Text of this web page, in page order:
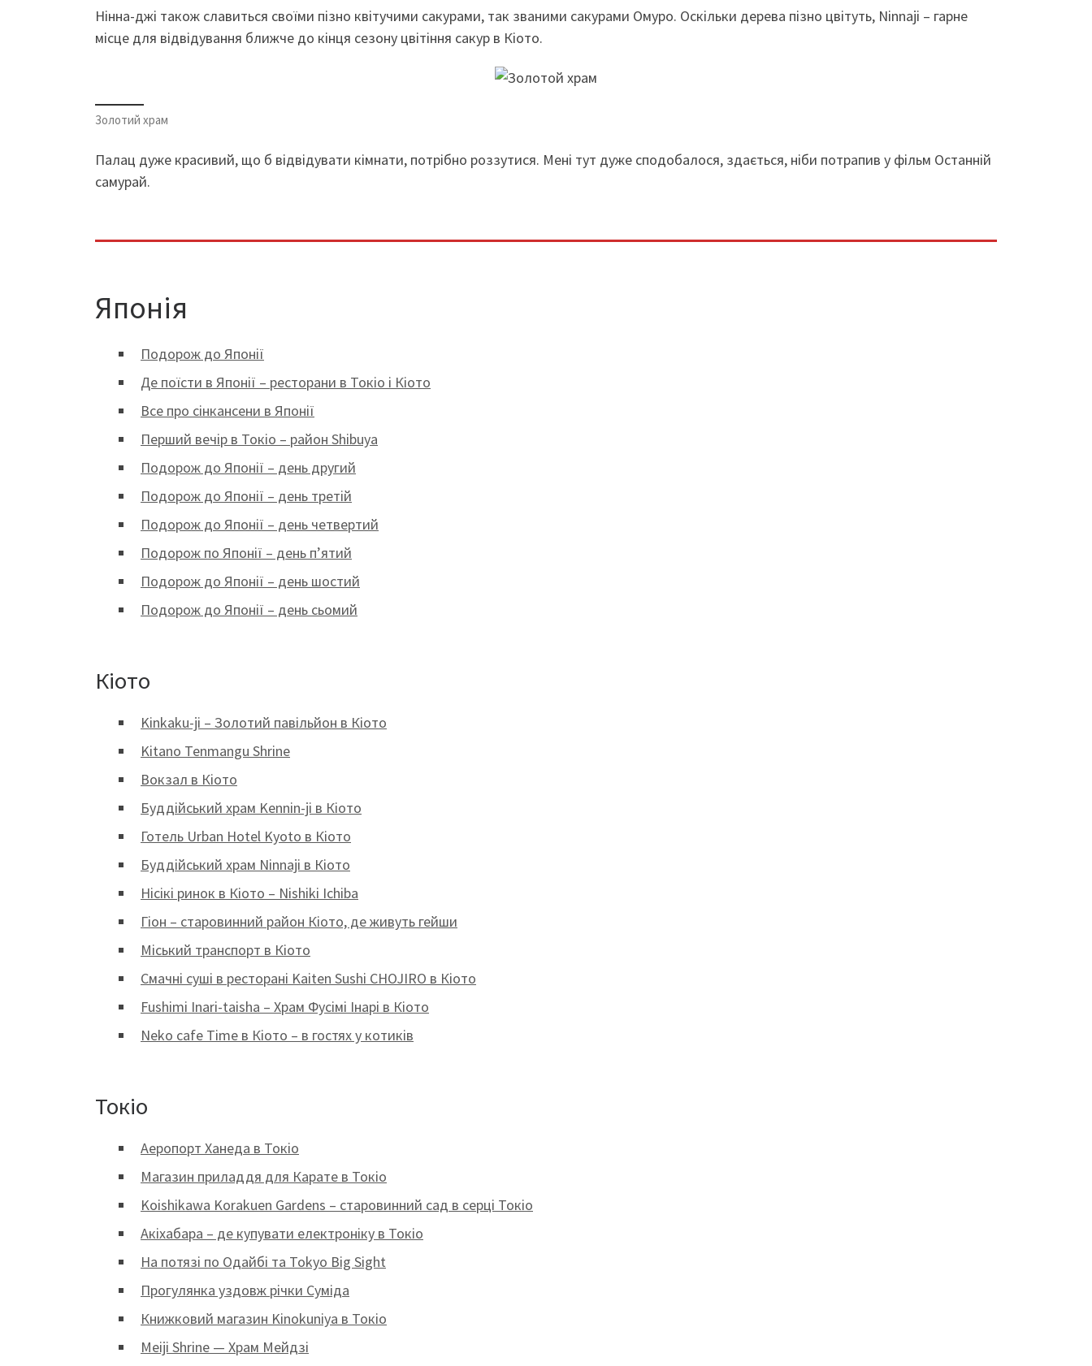
Нінна-джі також славиться своїми пізно квітучими сакурами, так званими сакурами Омуро. Оскільки дерева пізно цвітуть, Ninnaji – гарне
місце для відвідування ближче до кінця сезону цвітіння сакур в Кіото.
Золотий храм
Палац дуже красивий, що б відвідувати кімнати, потрібно роззутися. Мені тут дуже сподобалося, здається, ніби потрапив у фільм Останній
самурай.
Японія
Подорож до Японії
Де поїсти в Японії – ресторани в Токіо і Кіото
Все про сінкансени в Японії
Перший вечір в Токіо – район Shibuya
Подорож до Японії – день другий
Подорож до Японії – день третій
Подорож до Японії – день четвертий
Подорож по Японії – день п’ятий
Подорож до Японії – день шостий
Подорож до Японії – день сьомий
Кіото
Kinkaku-ji – Золотий павільйон в Кіото
Kitano Tenmangu Shrine
Вокзал в Кіото
Буддійський храм Kennin-ji в Кіото
Готель Urban Hotel Kyoto в Кіото
Буддійський храм Ninnaji в Кіото
Нісікі ринок в Кіото – Nishiki Ichiba
Гіон – старовинний район Кіото, де живуть гейши
Міський транспорт в Кіото
Смачні суші в ресторані Kaiten Sushi CHOJIRO в Кіото
Fushimi Inari-taisha – Храм Фусімі Інарі в Кіото
Neko cafe Time в Кіото – в гостях у котиків
Токіо
Аеропорт Ханеда в Токіо
Магазин приладдя для Карате в Токіо
Koishikawa Korakuen Gardens – старовинний сад в серці Токіо
Акіхабара – де купувати електроніку в Токіо
На потязі по Одайбі та Tokyo Big Sight
Прогулянка уздовж річки Суміда
Книжковий магазин Kinokuniya в Токіо
Meiji Shrine — Храм Мейдзі